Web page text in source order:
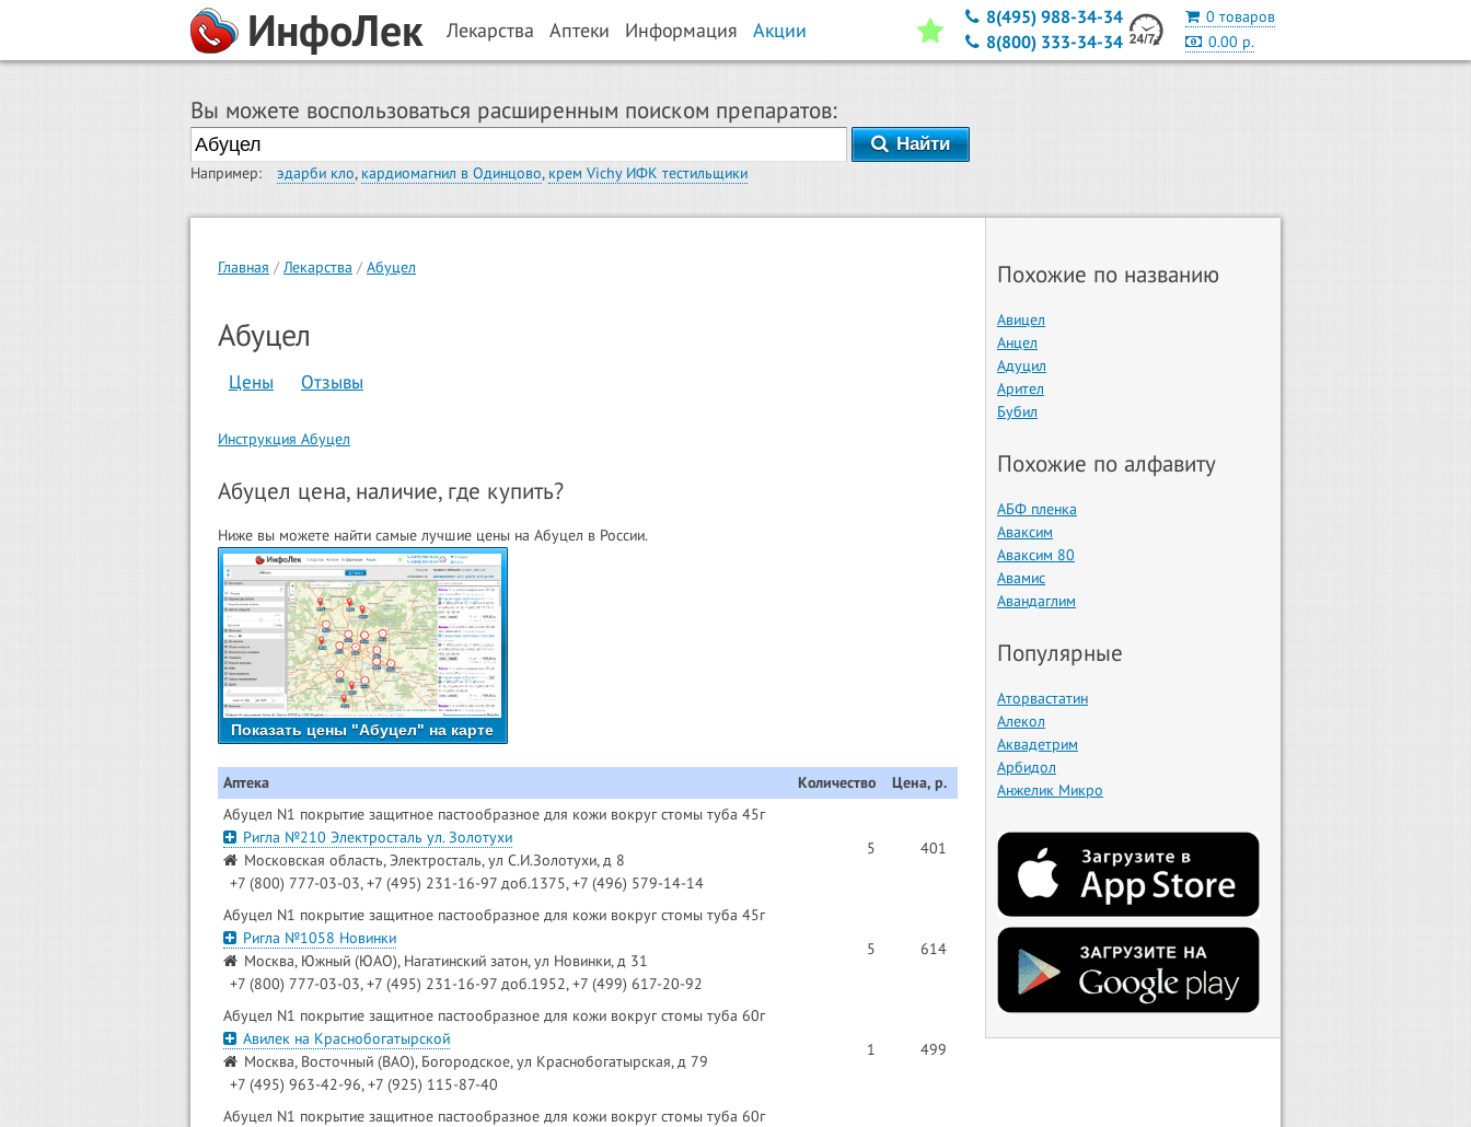
ИнфоЛек Лекарства Аптеки Информация Акции
0 товаров
0.00 р.
8(495) 988-34-34
8(800) 333-34-34
Вы можете воспользоваться расширенным поиском препаратов:
Найти
Например: эдарби кло, кардиомагнил в Одинцово, крем Vichy ИФК тестильщики
Главная Лекарства Абуцел
Абуцел
Цены Отзывы
Инструкция Абуцел
Абуцел цена, наличие, где купить?
Ниже вы можете найти самые лучшие цены на Абуцел в России.
Показать цены "Абуцел" на карте
Аптека Количество
Цена, р.
Абуцел N1 покрытие защитное пастообразное для кожи вокруг стомы туба 45г
Ригла №210 Электросталь ул. Золотухи
Московская область, Электросталь, ул С.И.Золотухи, д 8
+7 (800) 777-03-03, +7 (495) 231-16-97 доб.1375, +7 (496) 579-14-14
5 401
Абуцел N1 покрытие защитное пастообразное для кожи вокруг стомы туба 45г
Ригла №1058 Новинки
Москва, Южный (ЮАО), Нагатинский затон, ул Новинки, д 31
+7 (800) 777-03-03, +7 (495) 231-16-97 доб.1952, +7 (499) 617-20-92
5 614
Абуцел N1 покрытие защитное пастообразное для кожи вокруг стомы туба 60г
Авилек на Краснобогатырской
Москва, Восточный (ВАО), Богородское, ул Краснобогатырская, д 79
+7 (495) 963-42-96, +7 (925) 115-87-40
1 499
Абуцел N1 покрытие защитное пастообразное для кожи вокруг стомы туба 60г
Похожие по названию
Авицел
Анцел
Адуцил
Арител
Бубил
Похожие по алфавиту
АБФ пленка
Аваксим
Аваксим 80
Авамис
Авандаглим
Популярные
Аторвастатин
Алекол
Аквадетрим
Арбидол
Анжелик Микро